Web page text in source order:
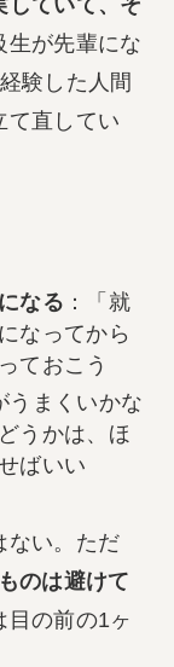
生が先輩にな
験した人間
て直してい
なる ：「就
なってから
ておこう
うまくいかな
うかは、ほ
ばいい
ない。ただ
のは避けて
目の前の1ヶ